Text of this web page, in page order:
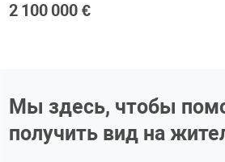
2 100 000 €
Мы здесь, чтобы
получить вид на